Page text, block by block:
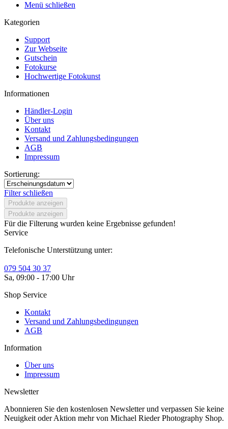
Menü schließen
Kategorien
Support
Zur Webseite
Gutschein
Fotokurse
Hochwertige Fotokunst
Informationen
Händler-Login
Über uns
Kontakt
Versand und Zahlungsbedingungen
AGB
Impressum
Sortierung:
Filter schließen
Produkte anzeigen
Produkte anzeigen
Für die Filterung wurden keine Ergebnisse gefunden!
Service
Telefonische Unterstützung unter:
079 504 30 37
Sa, 09:00 - 17:00 Uhr
Shop Service
Kontakt
Versand und Zahlungsbedingungen
AGB
Information
Über uns
Impressum
Newsletter
Abonnieren Sie den kostenlosen Newsletter und verpassen Sie keine
Neuigkeit oder Aktion mehr von Michael Rieder Photography Shop.